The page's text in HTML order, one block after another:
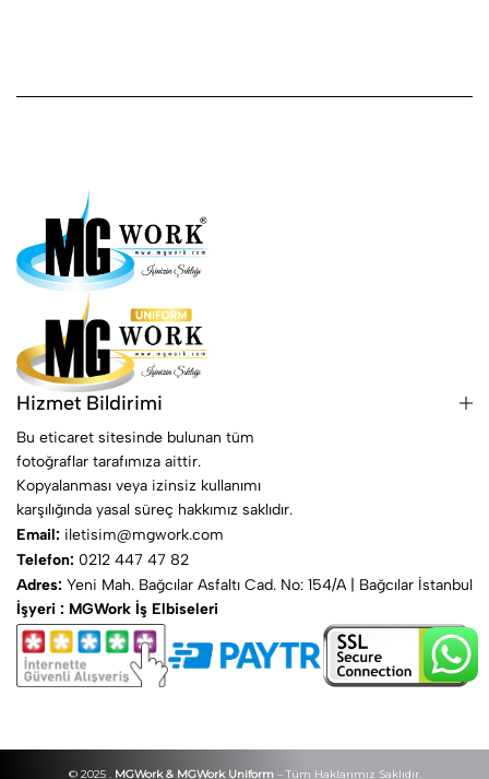
Hizmet Bildirimi
Bu eticaret sitesinde bulunan tüm
fotoğraflar tarafımıza aittir.
Kopyalanması veya izinsiz kullanımı
karşılığında yasal süreç hakkımız saklıdır.
Email: iletisim@mgwork.com
Telefon: 0212 447 47 82
Adres: Yeni Mah. Bağcılar Asfaltı Cad. No: 154/A | Bağcılar İstanbul
İşyeri : MGWork İş Elbiseleri
© 2025 . MGWork & MGWork Uniform– Tüm Haklarımız Saklıdır.